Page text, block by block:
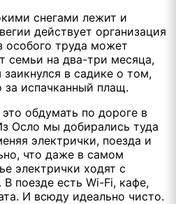
снегами лежит и
действует организация
особого труда может
семьи на два-три месяца,
в садике о том,
испачканный плащ.
обдумать по дороге в
Осло мы добирались туда
электрички, поезда и
что даже в самом
электрички ходят с
поезде есть Wi-Fi, кафе,
И всюду идеально чисто.